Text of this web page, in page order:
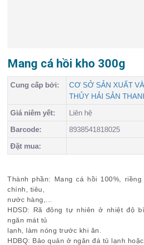
Mang cá hồi kho 300g
Cung cấp bởi:
CƠ SỞ SẢN XUẤT
THỦY HẢI SẢN
Giá niêm yết:
Liên hệ
Barcode:
8938541818025
Đặt mua:
Thành phần: Mang cá hồi 100%,
chính, tiêu,
nước hàng,...
HDSD: Rã đông tự nhiên ở nhiệt độ
ngăn mát tủ
lạnh, làm nóng trước khi ăn.
HDBQ: Bảo quản ở ngăn đá tủ lạnh hoặc